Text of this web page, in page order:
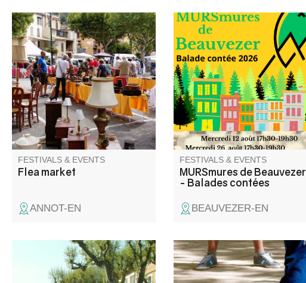
Annot invites you to hunt for
bargains not only in the market
square, but also in the streets
of the old town! Toys,
decorative objects, books,
clothes... There's bound to be
the item you're looking for
among the stalls.
FESTIVALS & EVENTS
Flea market
ANNOT-EN
Elli la conteuse vous balade
dans les rues du village et dans
le temps, à travers les
anecdotes glanées auprès des
habitants du village.
FESTIVALS & EVENTS
MURSmures de Beauvezer
- Balades contées
BEAUVEZER-EN
Under its plane trees, the
market square welcomes local
Fête patronale de Blieux avec
au programme, messe,